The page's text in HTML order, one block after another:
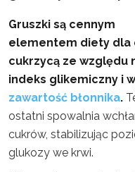
Gruszki są cennym
elementem diety dla
cukrzycą ze względu
indeks glikemiczny i
zawartość błonnika.
ostatni spowalnia
cukrów, stabilizując
glukozy we krwi.